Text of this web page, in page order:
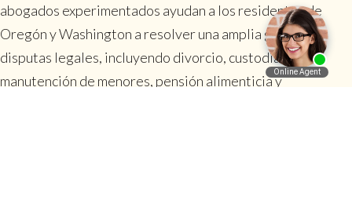
abogados experimentados ayudan a los residentes de
Oregón y Washington a resolver una amplia gama de
disputas legales, incluyendo divorcio, custodia y
manutención de menores, pensión alimenticia y